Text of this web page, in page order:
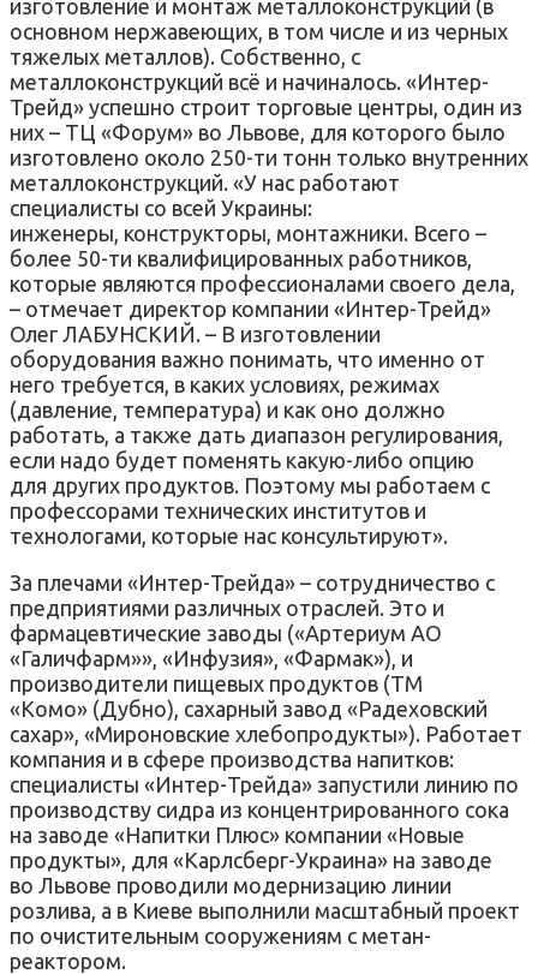
изготовление и монтаж металлоконструкций (в
основном нержавеющих, в том числе и из черных
тяжелых металлов). Собственно, с
металлоконструкций всё и начиналось. «Интер-
Трейд» успешно строит торговые центры, один из
них – ТЦ «Форум» во Львове, для которого было
изготовлено около 250-ти тонн только внутренних
металлоконструкций. «У нас работают
специалисты со всей Украины:
инженеры, конструкторы, монтажники. Всего –
более 50-ти квалифицированных работников,
которые являются профессионалами своего дела,
– отмечает директор компании «Интер-Трейд»
Олег ЛАБУНСКИЙ. – В изготовлении
оборудования важно понимать, что именно от
него требуется, в каких условиях, режимах
(давление, температура) и как оно должно
работать, а также дать диапазон регулирования,
если надо будет поменять какую-либо опцию
для других продуктов. Поэтому мы работаем с
профессорами технических институтов и
технологами, которые нас консультируют».
За плечами «Интер-Трейда» – сотрудничество с
предприятиями различных отраслей. Это и
фармацевтические заводы («Артериум АО
«Галичфарм»», «Инфузия», «Фармак»), и
производители пищевых продуктов (ТМ
«Комо» (Дубно), сахарный завод «Радеховский
сахар», «Мироновские хлебопродукты»). Работает
компания и в сфере производства напитков:
специалисты «Интер-Трейда» запустили линию по
производству сидра из концентрированного сока
на заводе «Напитки Плюс» компании «Новые
продукты», для «Карлсберг-Украина» на заводе
во Львове проводили модернизацию линии
розлива, а в Киеве выполнили масштабный проект
по очистительным сооружениям с метан-
реактором.